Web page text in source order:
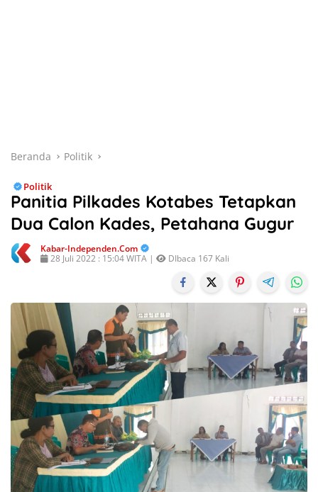
Beranda Politik
Politik
Panitia Pilkades Kotabes Tetapkan
Dua Calon Kades, Petahana Gugur
Kabar-Independen.com
28 Juli 2022 : 15:04 WITA |
DIbaca 167 Kali